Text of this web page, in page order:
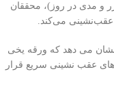
و مدی در روز)، محققان
عقب‌نشینی می‌کند.
می دهد که ورقه یخی
تحت پالس های عقب نشینی سریع قرار